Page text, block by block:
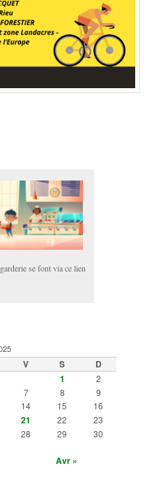
se font via ce lien
V S
D
1
2
7 8 9
14 15 16
21 22
23
28 29
30
Avr »